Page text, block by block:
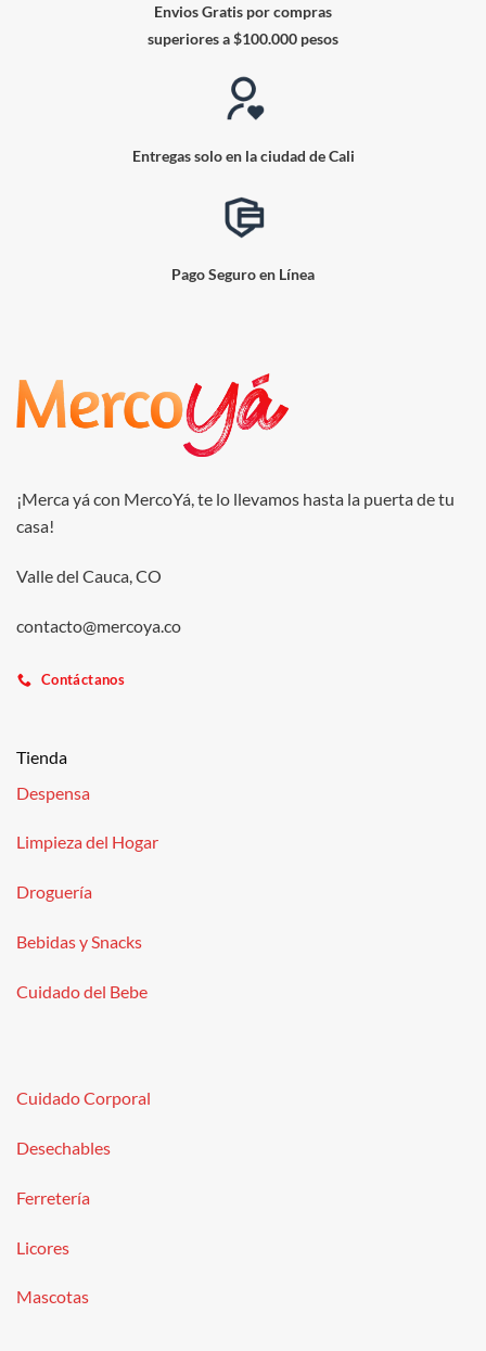
Envios Gratis por compras
superiores a $100.000 pesos
Entregas solo en la ciudad de Cali
Pago Seguro en Línea
¡Merca yá con MercoYá, te lo llevamos hasta la puerta de tu
casa!
Valle del Cauca, CO
contacto@mercoya.co
Contáctanos
Tienda
Despensa
Limpieza del Hogar
Droguería
Bebidas y Snacks
Cuidado del Bebe
Cuidado Corporal
Desechables
Ferretería
Licores
Mascotas